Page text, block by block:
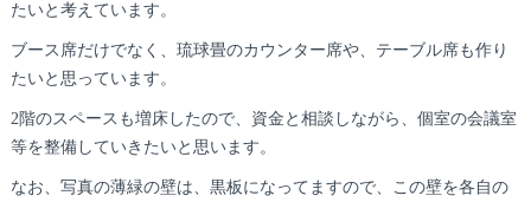
たいと考えています。
ブース席だけでなく、琉球畳のカウンター席や、テーブル席も作り
たいと思っています。
2階のスペースも増床したので、資金と相談しながら、個室の会議室
等を整備していきたいと思います。
なお、写真の薄緑の壁は、黒板になってますので、この壁を各自の